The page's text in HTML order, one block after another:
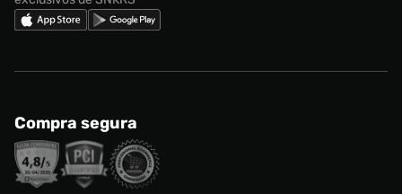
Compra segura